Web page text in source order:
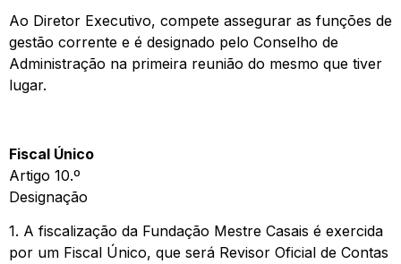
Ao Diretor Executivo, compete assegurar as funções de
gestão corrente e é designado pelo Conselho de
Administração na primeira reunião do mesmo que tiver
lugar.
Fiscal Único
Artigo 10.º
Designação
1. A fiscalização da Fundação Mestre Casais é exercida
por um Fiscal Único, que será Revisor Oficial de Contas